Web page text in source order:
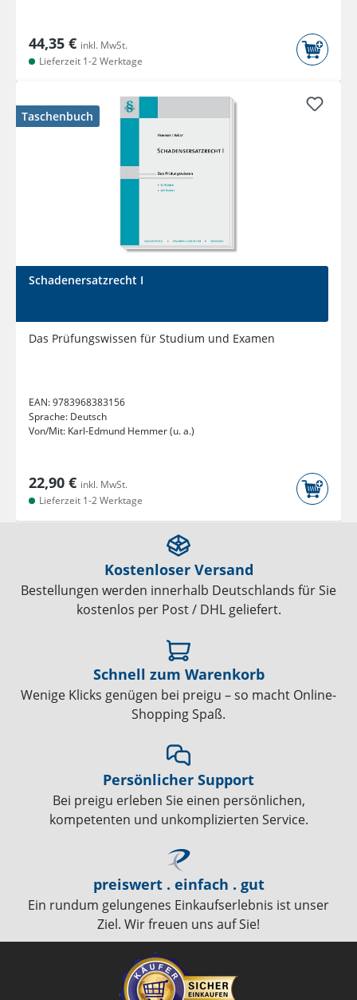
44,35 € inkl. MwSt.
Lieferzeit 1-2 Werktage
Taschenbuch
Schadenersatzrecht I
Das Prüfungswissen für Studium und Examen
EAN:9783968383156
Sprache: Deutsch
Von/Mit: Karl-Edmund Hemmer (u. a.)
22,90 € inkl. MwSt.
Lieferzeit 1-2 Werktage
Kostenloser Versand
Bestellungen werden innerhalb Deutschlands für Sie
kostenlos per Post / DHL geliefert.
Schnell zum Warenkorb
Wenige Klicks genügen bei preigu – so macht Online-
Shopping Spaß.
Persönlicher Support
Bei preigu erleben Sie einen persönlichen,
kompetenten und unkomplizierten Service.
preiswert . einfach . gut
Ein rundum gelungenes Einkaufserlebnis ist unser
Ziel. Wir freuen uns auf Sie!